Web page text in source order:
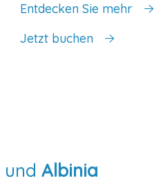
Entdecken Sie mehr
Jetzt buchen
und Albinia